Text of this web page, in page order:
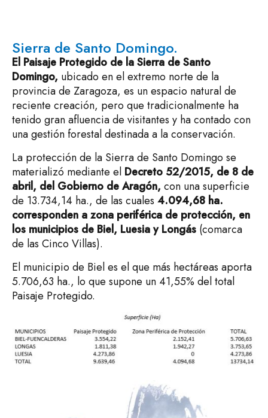
Sierra de Santo Domingo.
El Paisaje Protegido de la Sierra de Santo
Domingo, ubicado en el extremo norte de la
provincia de Zaragoza, es un espacio natural de
reciente creación, pero que tradicionalmente ha
tenido gran afluencia de visitantes y ha contado con
una gestión forestal destinada a la conservación.
La protección de la Sierra de Santo Domingo se
materializó mediante el Decreto 52/2015, de 8 de
abril, del Gobierno de Aragón, con una superficie
de 13.734,14 ha., de las cuales 4.094,68 ha.
corresponden a zona periférica de protección, en
los municipios de Biel, Luesia y Longás (comarca
de las Cinco Villas).
El municipio de Biel es el que más hectáreas aporta
5.706,63 ha., lo que supone un 41,55% del total
Paisaje Protegido.